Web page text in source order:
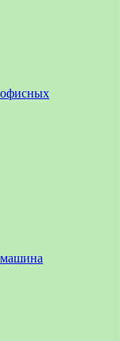
офисных
машина